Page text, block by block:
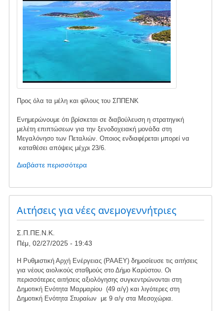
Προς όλα τα μέλη και φίλους του ΣΠΠΕΝΚ
Ενημερώνουμε ότι βρίσκεται σε διαβούλευση η στρατηγική
μελέτη επιπτώσεων για την ξενοδοχειακή μονάδα στη
Μεγαλόνησο των Πεταλιών. Οποιος ενδιαφέρεται μπορεί να
καταθέσει απόψεις μέχρι 23/6.
Διαβάστε περισσότεραγια
Διαβούλευση
για
ξενοδοχειακή
Πεταλιούς
Αιτήσεις για νέες ανεμογεννήτριες
Σ.Π.ΠΕ.Ν.Κ.
Πέμ, 02/27/2025 - 19:43
Η Ρυθμιστική Αρχή Ενέργειας (ΡΑΑΕΥ) δημοσίευσε τις αιτήσεις
για νέους αιολικούς σταθμούς στο Δήμο Καρύστου. Οι
περισσότερες αιτήσεις αξιολόγησης συγκεντρώνονται στη
Δημοτική Ενότητα Μαρμαρίου (49 α/γ) και λιγότερες στη
Δημοτική Ενότητα Στυραίων με 9 α/γ στα Μεσοχώρια.